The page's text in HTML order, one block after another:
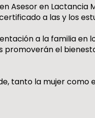
Asesor en Lactancia
a las y los
a la familia en
promoverán el
tanto la mujer como